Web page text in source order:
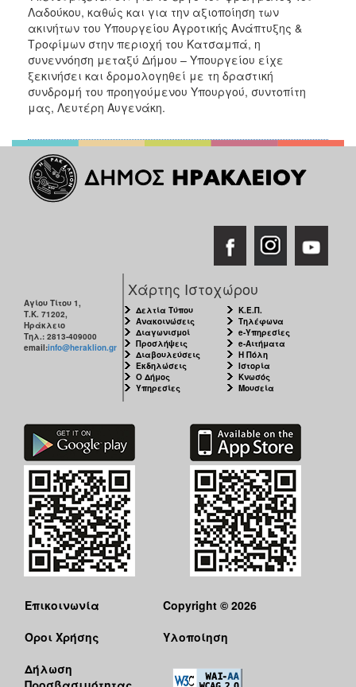
Λαδούκου, καθώς και για την αξιοποίηση των
ακινήτων του Υπουργείου Αγροτικής Ανάπτυξης &
Τροφίμων στην περιοχή του Κατσαμπά, η
συνεννόηση μεταξύ Δήμου – Υπουργείου είχε
ξεκινήσει και δρομολογηθεί με τη δραστική
συνδρομή του προηγούμενου Υπουργού, συντοπίτη
μας, Λευτέρη Αυγενάκη.
Αγίου Τίτου 1,
Τ.Κ. 71202,
Ηράκλειο
Τηλ.: 2813-409000
email:info@heraklion.gr
Χάρτης Ιστοχώρου
Δελτία Τύπου
Ανακοινώσεις
Διαγωνισμοί
Προσλήψεις
Διαβουλεύσεις
Εκδηλώσεις
Ο Δήμος
Υπηρεσίες
Κ.Ε.Π.
Τηλέφωνα
e-Υπηρεσίες
e-Αιτήματα
Η Πόλη
Ιστορία
Κνωσός
Μουσεία
Επικοινωνία
Όροι Χρήσης
Δήλωση
Copyright © 2026
Υλοποίηση